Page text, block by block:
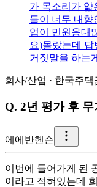
가 목소리가 얇
들이 너무 내향
업이 민원응대
요) ​ 몰랐는데
거짓말을 하는
회사/산업 · 한국주택
Q. 2년 평가 후
에 에반헨슨
이번에 들어가게 된
이라고 적혀있는데